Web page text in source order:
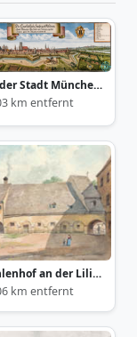
Ansicht der Stadt München 1700
km entfernt
Der Mühlenhof an der Lilienstraße
km entfernt